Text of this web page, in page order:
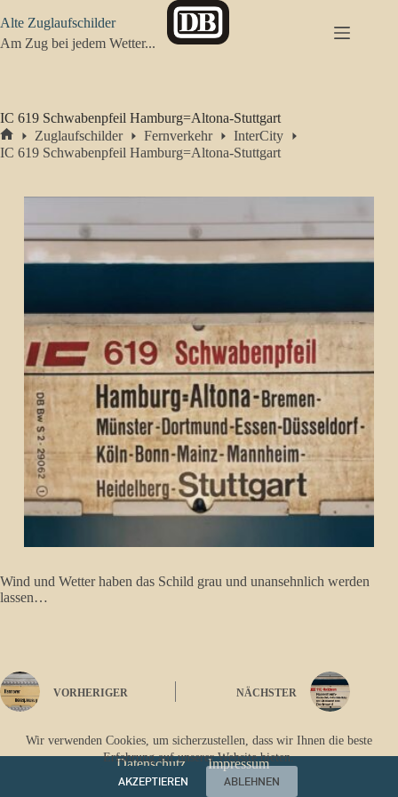
Inhalt
springen
Wir verwenden Cookies, um sicherzustellen, dass wir Ihnen die beste
Erfahrung auf unserer Website bieten.
AKZEPTIEREN
ABLEHNEN
Alte Zuglaufschilder
Am Zug bei jedem Wetter...
IC 619 Schwabenpfeil Hamburg=Altona-Stuttgart
Start
Zuglaufschilder Fernverkehr
InterCity
IC 619 Schwabenpfeil Hamburg=Altona-Stuttgart
Wind und Wetter haben das Schild grau und unansehnlich werden
lassen…
VORHERIGER NÄCHSTER
Datenschutz Impressum